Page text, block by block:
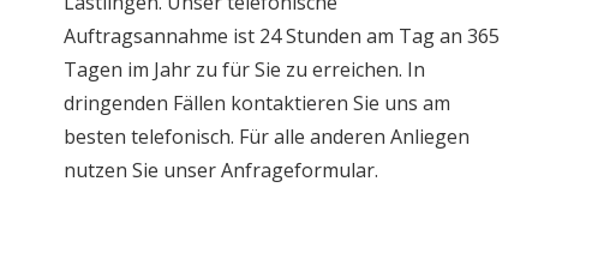
Auftragsannahme ist 24 Stunden am Tag an 365
Tagen im Jahr zu für Sie zu erreichen. In
dringenden Fällen kontaktieren Sie uns am
besten telefonisch. Für alle anderen Anliegen
nutzen Sie unser Anfrageformular.